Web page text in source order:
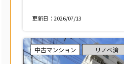
更新日：2026/07/13
中古マンション リノベ済